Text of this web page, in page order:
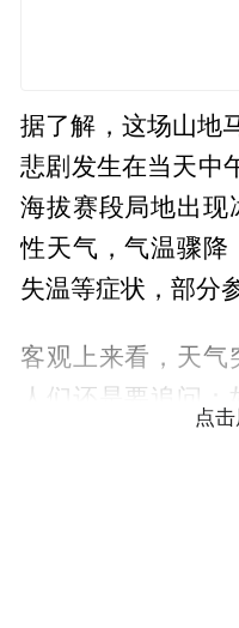
据了解，这场山地
悲剧发生在当天中
海拔赛段局地出现
性天气，气温骤降
失温等症状，部分
客观上来看，天气
人们还是要追问
用？极端天气突
及时？在应对极
点